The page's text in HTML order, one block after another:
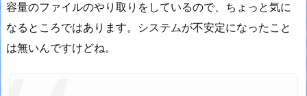
容量のファイルのやり取りをしているので、ちょっと気に
なるところではあります。システムが不安定になったこと
は無いんですけどね。